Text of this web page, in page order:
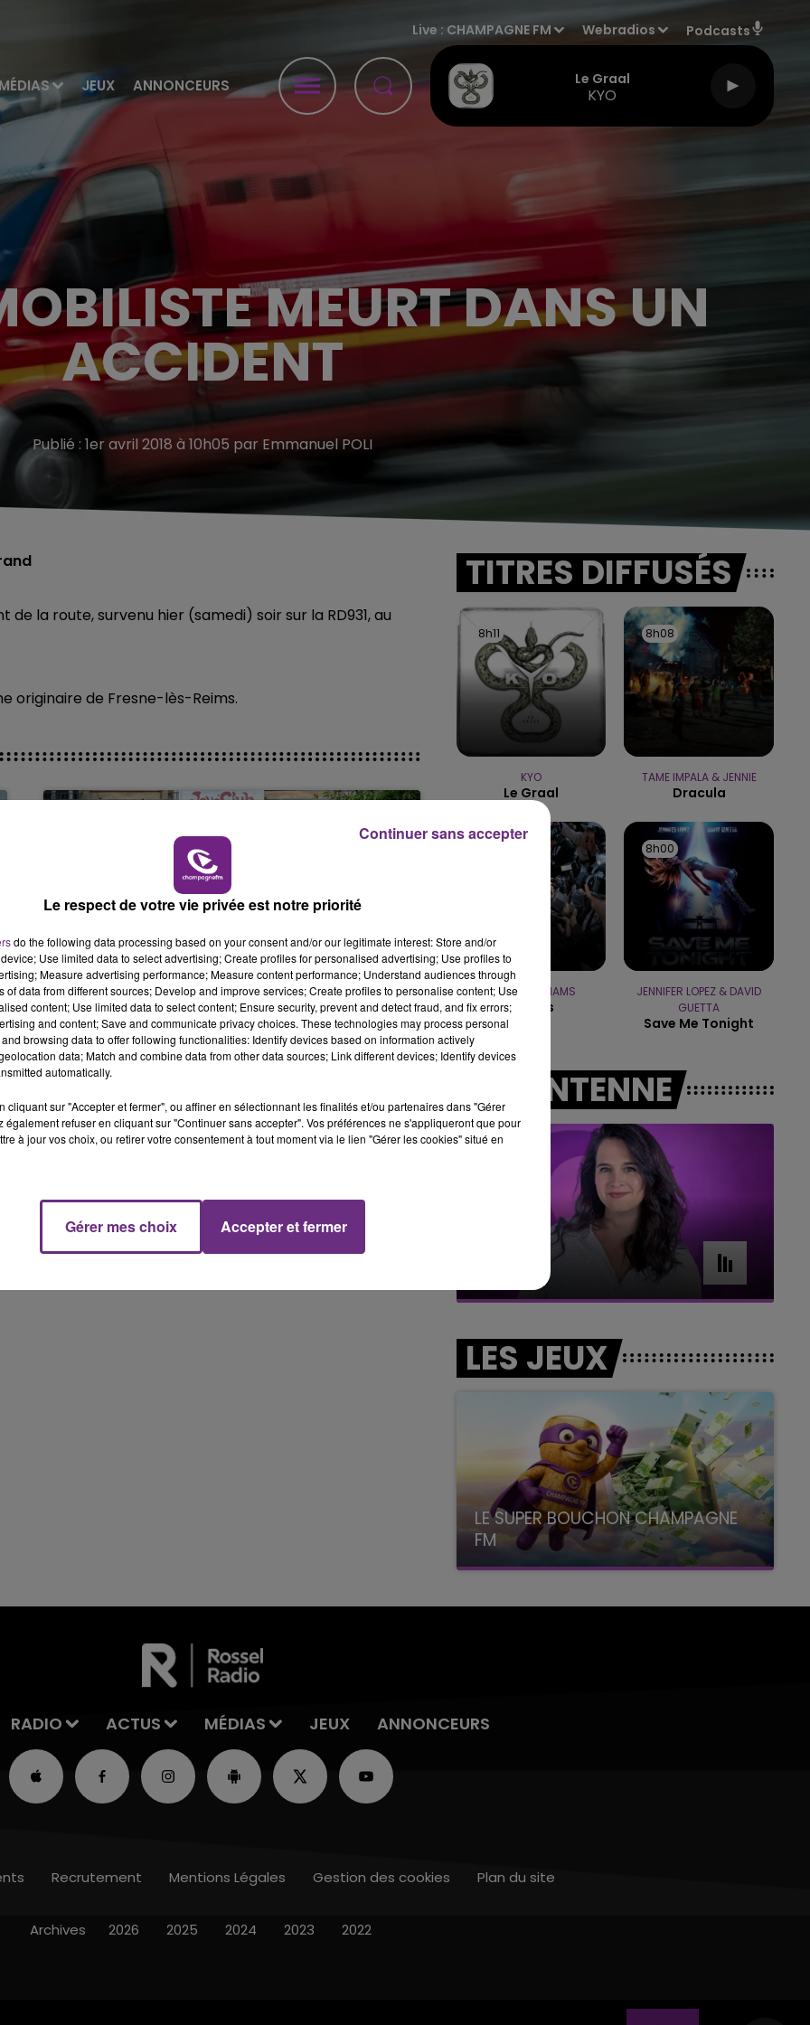
MÉDIAS JEUX ANNONCEURS
Live : CHAMPAGNE FM Webradios Podcasts
Le Graal
KYO
LE WEEK-END CHAMPAGNE FM
16h00 - 20h00
LE WEEK-END CHAMPAGNE FM
MEURT DANS UN
ACCIDENT
Publié : 1er avril 2018 à 10h05 par Emmanuel POLI
la route, survenu hier (samedi) soir sur la RD931, au
originaire de Fresne-lès-Reims.
LE MAGASIN JOUÉCLUB DE REIMS FERME
SES PORTES
C'était l'une des institutions du centre-ville
rémois. Le magasin JouéClub est contraint de
fermer ses portes.
TITRES DIFFUSÉS
8h11
8h11
KYO
Le Graal
8h08
8h08
TAME IMPALA & JENNIE
Dracula
ROBBIE WILLIAMS
Angels
8h00
8h00
JENNIFER LOPEZ & DAVID
GUETTA
Save Me Tonight
A L'ANTENNE
16h00 - 20h00
LES JEUX
LE SUPER BOUCHON CHAMPAGNE
FM
avec La Famille Champagne FM, à 8H10
RADIO ACTUS MÉDIAS JEUX ANNONCEURS
Recrutement Mentions Légales Gestion des cookies Plan du site
Archives 2026 2025 2024 2023 2022
Le respect de votre vie privée est notre priorité
do the following data processing based on your consent and/or our legitimate interest: Store and/or
Use limited data to select advertising; Create profiles for personalised advertising; Use profiles to
Measure advertising performance; Measure content performance; Understand audiences through
of data from different sources; Develop and improve services; Create profiles to personalise content; Use
content; Use limited data to select content; Ensure security, prevent and detect fraud, and fix errors;
and content; Save and communicate privacy choices. These technologies may process personal
browsing data to offer following functionalities: Identify devices based on information actively
data; Match and combine data from other data sources; Link different devices; Identify devices
automatically.
cliquant sur "Accepter et fermer", ou affiner en sélectionnant les finalités et/ou partenaires dans "Gérer
également refuser en cliquant sur "Continuer sans accepter". Vos préférences ne s'appliqueront que pour
à jour vos choix, ou retirer votre consentement à tout moment via le lien "Gérer les cookies" situé en
Gérer mes choix Accepter et fermer
Continuer sans accepter